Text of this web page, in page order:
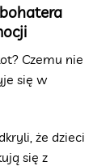
Czemu nie
się w
że dzieci
się z